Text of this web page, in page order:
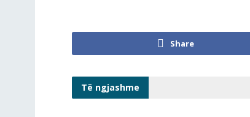
Share
Të ngjashme